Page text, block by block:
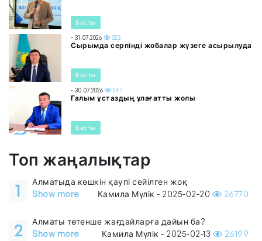
Басты
- 31.07.2026 323
Сырымда серпінді жобалар жүзеге асырылуда
Басты
- 30.07.2026 247
Ғалым ұстаздың ұлағатты жолы
Басты
Топ жаңалықтар
1
Алматыда көшкін қаупі сейілген жоқ
Show more
Камила Мүлік - 2025-02-20 26770
2
Алматы төтенше жағдайларға дайын ба?
Show more
Камила Мүлік - 2025-02-13 26199